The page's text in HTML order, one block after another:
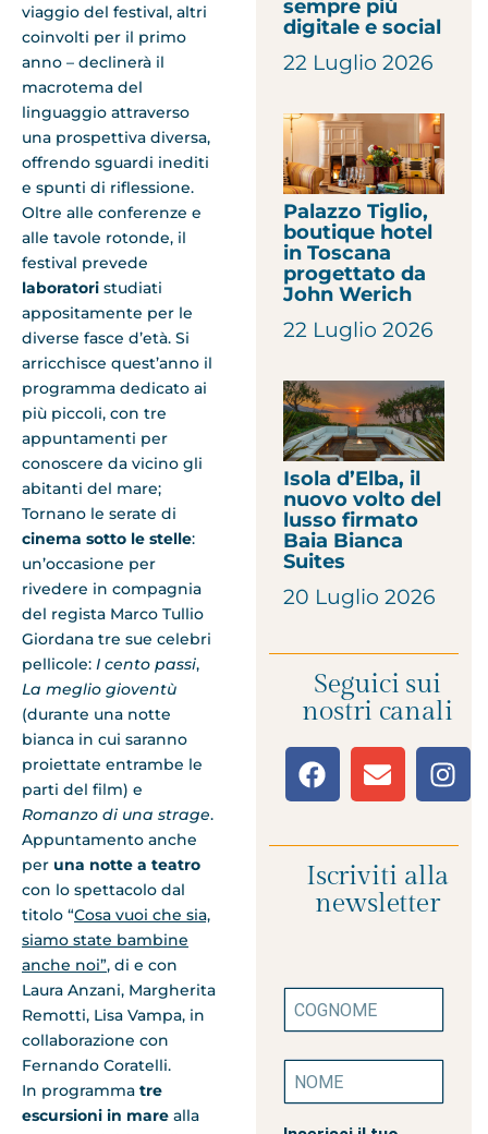
viaggio del festival, altri
coinvolti per il primo
anno – declinerà il
macrotema del
linguaggio attraverso
una prospettiva diversa,
offrendo sguardi inediti
e spunti di riflessione.
Oltre alle conferenze e
alle tavole rotonde, il
festival prevede
laboratori studiati
appositamente per le
diverse fasce d’età. Si
arricchisce quest’anno il
programma dedicato ai
più piccoli, con tre
appuntamenti per
conoscere da vicino gli
abitanti del mare;
Tornano le serate di
cinema sotto le stelle:
un’occasione per
rivedere in compagnia
del regista Marco Tullio
Giordana tre sue celebri
pellicole: I cento passi,
La meglio gioventù
(durante una notte
bianca in cui saranno
proiettate entrambe le
parti del film) e
Romanzo di una strage.
Appuntamento anche
per una notte a teatro
con lo spettacolo dal
titolo “Cosa vuoi che sia,
siamo state bambine
anche noi”, di e con
Laura Anzani, Margherita
Remotti, Lisa Vampa, in
collaborazione con
Fernando Coratelli.
In programma tre
escursioni in mare alla
sempre più
digitale e social
22 Luglio 2026
Palazzo Tiglio,
boutique hotel
in Toscana
progettato da
John Werich
22 Luglio 2026
Isola d’Elba, il
nuovo volto del
lusso firmato
Baia Bianca
Suites
20 Luglio 2026
Seguici sui
nostri canali
Iscriviti alla
newsletter